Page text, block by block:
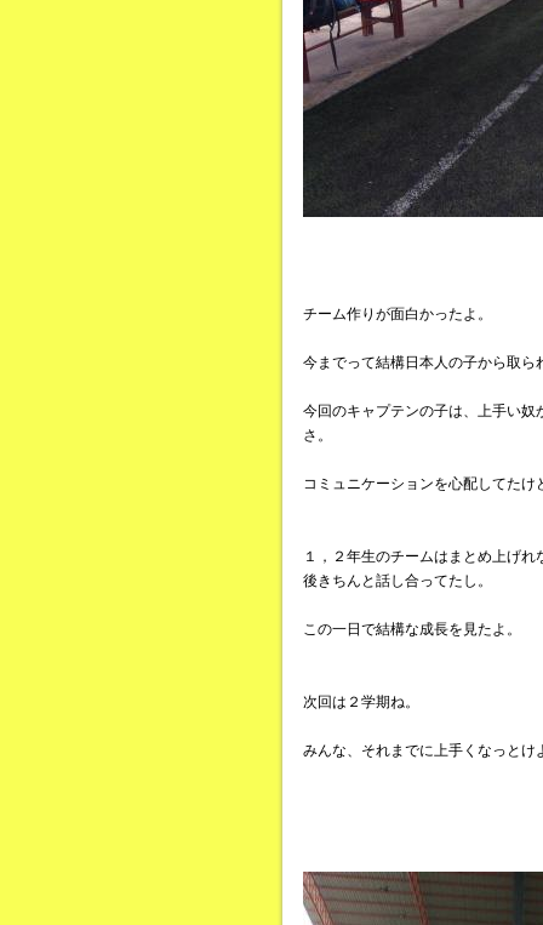
チーム作りが面白かったよ。
今までって結構日本人の子から取ら
今回のキャプテンの子は、上手い
さ。
コミュニケーションを心配してた
１，２年生のチームはまとめ上げ
後きちんと話し合ってたし。
この一日で結構な成長を見たよ。
次回は２学期ね。
みんな、それまでに上手くなっとけ